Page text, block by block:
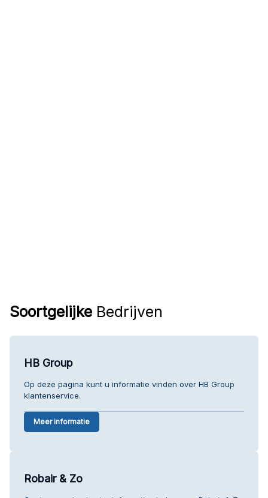
Soortgelijke Bedrijven
HB Group
Op deze pagina kunt u informatie vinden over HB Group
klantenservice.
Meer informatie
Robair & Zo